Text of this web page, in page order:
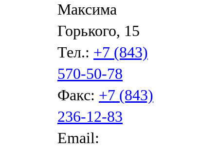
Максима
Горького, 15
Тел.: +7 (843)
570-50-78
Факс: +7 (843)
236-12-83
Email: